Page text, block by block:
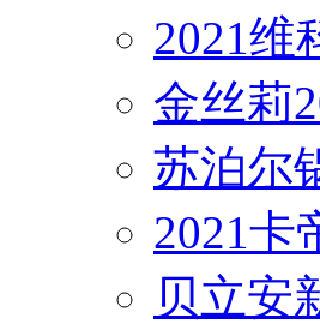
2021维
金丝莉
苏泊尔
2021卡
贝立安